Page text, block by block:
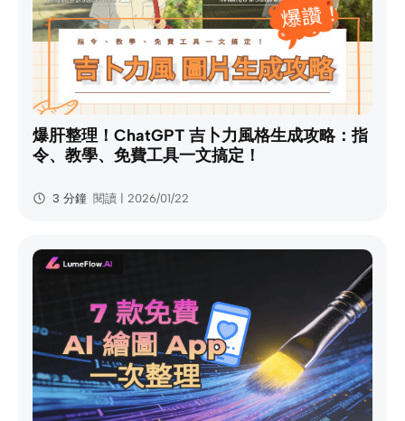
爆肝整理！ChatGPT 吉卜力風格生成攻略：指
令、教學、免費工具一文搞定！
3 分鐘 閱讀 | 2026/01/22